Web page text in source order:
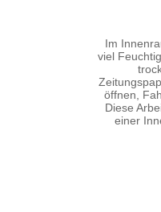
Im
viel
öffnen,
Diese
einer